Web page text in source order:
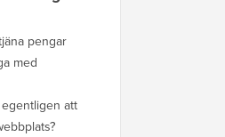
pengar
med
att